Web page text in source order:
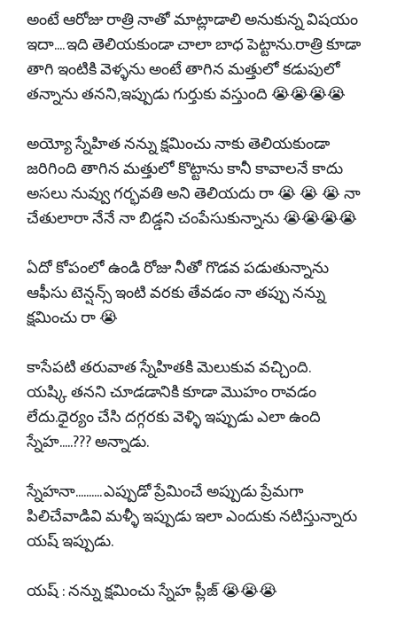
అంటే ఆరోజు రాత్రి నాతో మాట్లాడాలి అనుకున్న విషయం
ఇదా.... ఇది తెలియకుండా చాలా బాధ పెట్టాను.రాత్రి కూడా
తాగి ఇంటికి వెళ్ళను అంటే తాగిన మత్తులో కడుపులో
తన్నాను తనని,ఇప్పుడు గుర్తుకు వస్తుంది 😭😭😭😭
అయ్యో స్నేహిత నన్ను క్షమించు నాకు తెలియకుండా
జరిగింది తాగిన మత్తులో కొట్టాను కానీ కావాలనే కాదు
అసలు నువ్వు గర్భవతి అని తెలియదు రా 😭 😭 😭 నా
చేతులారా నేనే నా బిడ్డని చంపేసుకున్నాను 😭😭😭😭
ఏదో కోపంలో ఉండి రోజు నీతో గొడవ పడుతున్నాను
ఆఫీసు టెన్షన్స్ ఇంటి వరకు తేవడం నా తప్పు నన్ను
క్షమించు రా 😭
కాసేపటి తరువాత స్నేహితకి మెలుకువ వచ్చింది.
యష్కి తనని చూడడానికి కూడా మొహం రావడం
లేదు.ధైర్యం చేసి దగ్గరకు వెళ్ళి ఇప్పుడు ఎలా ఉంది
స్నేహ.....??? అన్నాడు.
స్నేహనా.......... ఎప్పుడో ప్రేమించే అప్పుడు ప్రేమగా
పిలిచేవాడివి మళ్ళీ ఇప్పుడు ఇలా ఎందుకు నటిస్తున్నారు
యష్ ఇప్పుడు.
యష్ : నన్ను క్షమించు స్నేహ ప్లీజ్ 😭😭😭